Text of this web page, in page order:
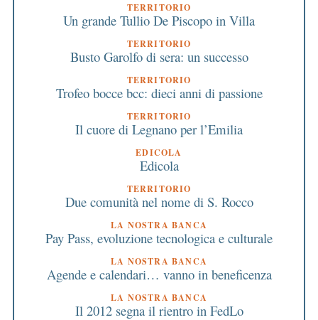
TERRITORIO
Un grande Tullio De Piscopo in Villa
TERRITORIO
Busto Garolfo di sera: un successo
TERRITORIO
Trofeo bocce bcc: dieci anni di passione
TERRITORIO
Il cuore di Legnano per l’Emilia
EDICOLA
Edicola
TERRITORIO
Due comunità nel nome di S. Rocco
LA NOSTRA BANCA
Pay Pass, evoluzione tecnologica e culturale
LA NOSTRA BANCA
Agende e calendari… vanno in beneficenza
LA NOSTRA BANCA
Il 2012 segna il rientro in FedLo